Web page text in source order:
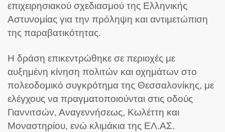
επιχειρησιακού σχεδιασμού της Ελληνικής
Αστυνομίας για την πρόληψη και αντιμετώπιση
της παραβατικότητας.
Η δράση επικεντρώθηκε σε περιοχές με
αυξημένη κίνηση πολιτών και οχημάτων στο
πολεοδομικό συγκρότημα της Θεσσαλονίκης, με
ελέγχους να πραγματοποιούνται στις οδούς
Γιαννιτσών, Αναγεννήσεως, Κωλέττη και
Μοναστηρίου, ενώ κλιμάκια της ΕΛ.ΑΣ.